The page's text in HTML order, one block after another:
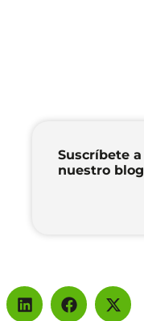
Suscríbete a
nuestro blog